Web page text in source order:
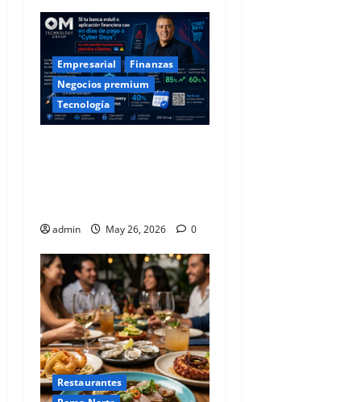
Empresarial
Finanzas
Negocios premium
Tecnología
admin May 26, 2026 0
Restaurantes